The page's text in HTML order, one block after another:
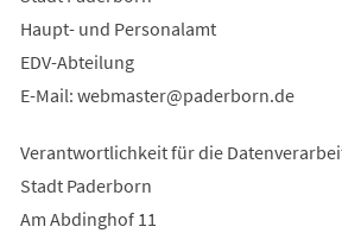
Haupt- und Personalamt
EDV-Abteilung
E-Mail: webmaster paderborn de
Verantwortlichkeit für die
Stadt Paderborn
Am Abdinghof 11